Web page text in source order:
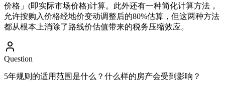
价格」(即实际市场价格)计算。此外还有一种简化计算方法，
允许按购入价格经地价变动调整后的80%估算，但这两种方法
都从根本上消除了路线价估值带来的税务压缩效应。
Question
5年规则的适用范围是什么？什么样的房产会受到影响？